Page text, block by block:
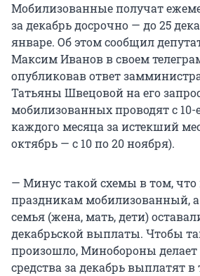
Мобилизованные получат
за декабрь досрочно — до 25
январе. Об этом сообщил
Максим Иванов в своем
опубликовав ответ
Татьяны Швецовой на его
мобилизованных проводят с 10-
каждого месяца за истекший
октябрь — с 10 по 20 ноября).
— Минус такой схемы в том,
праздникам мобилизованный, а
семья (жена, мать, дети)
декабрьской выплаты. Чтобы
произошло, Минобороны
средства за декабрь выплатят